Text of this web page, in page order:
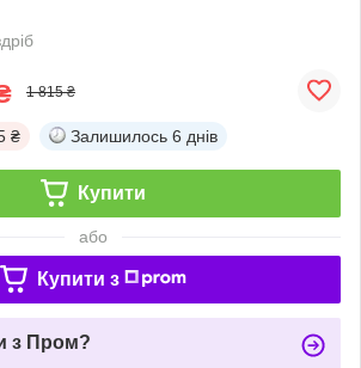
1 815 ₴
₴ Залишилось 6 днів
Купити
або
Купити з
з Пром?